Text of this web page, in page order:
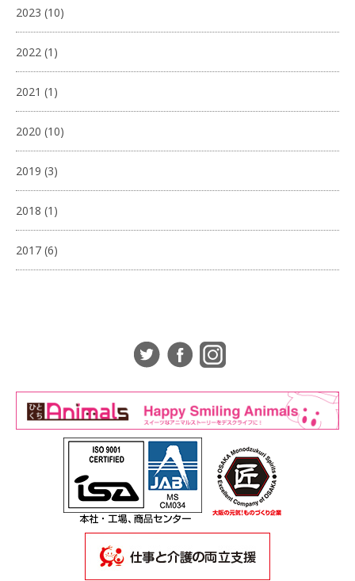
2023 (10)
2022 (1)
2021 (1)
2020 (10)
2019 (3)
2018 (1)
2017 (6)